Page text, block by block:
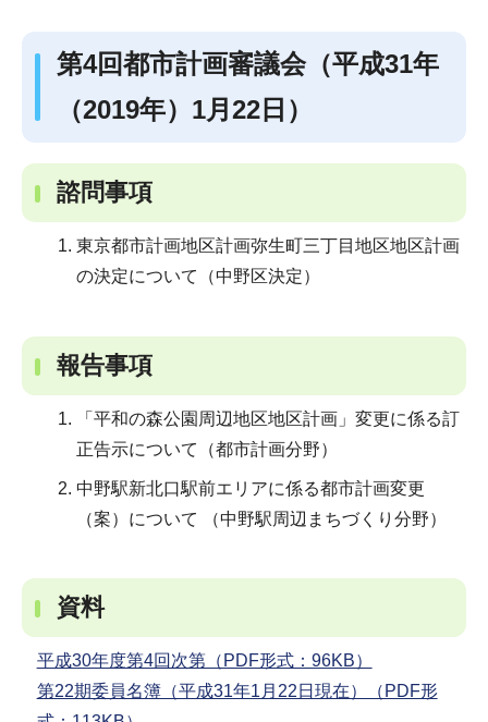
第4回都市計画審議会（平成31年
（2019年）1月22日）
諮問事項
東京都市計画地区計画弥生町三丁目地区地区計画
の決定について（中野区決定）
報告事項
「平和の森公園周辺地区地区計画」変更に係る訂
正告示について（都市計画分野）
中野駅新北口駅前エリアに係る都市計画変更
（案）について （中野駅周辺まちづくり分野）
資料
平成30年度第4回次第（PDF形式：96KB）
第22期委員名簿（平成31年1月22日現在）（PDF形